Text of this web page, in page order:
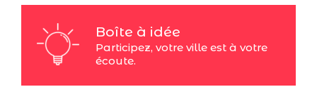
Boîte à idée
Participez, votre ville est à votre
écoute.